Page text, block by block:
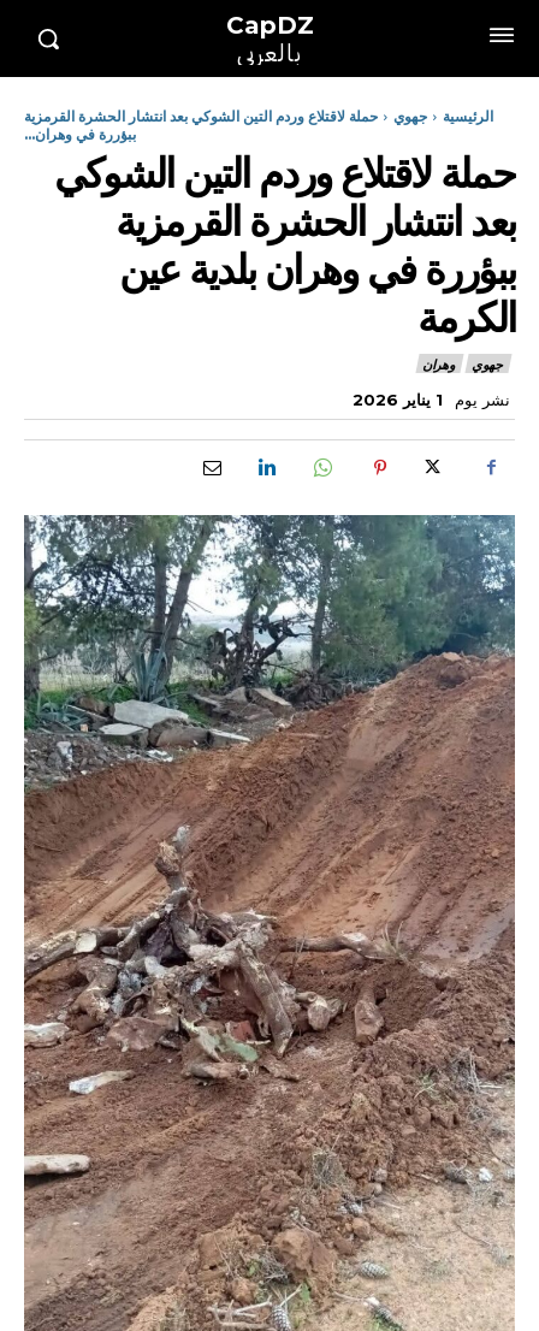
CapDZ
بالعربي
الرئيسية جهوي
حملة لاقتلاع وردم التين الشوكي بعد انتشار الحشرة القرمزية
ببؤررة في وهران...
حملة لاقتلاع وردم التين الشوكي
بعد انتشار الحشرة القرمزية
ببؤررة في وهران بلدية عين
الكرمة
جهوي وهران
نشر يوم 1 يناير 2026